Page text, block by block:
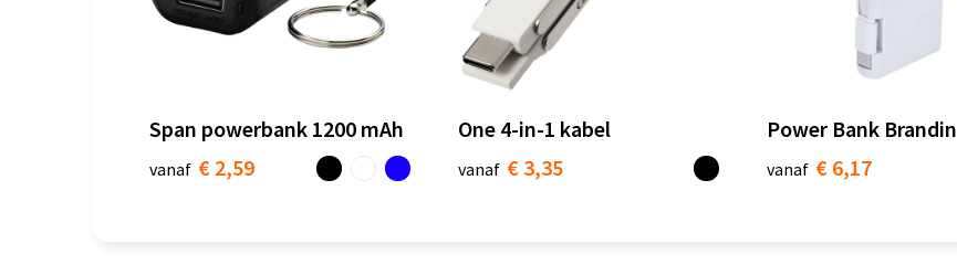
Span powerbank 1200 mAh
vanaf € 2,59
One 4-in-1 kabel
vanaf € 3,35
Power Bank Brandin
vanaf € 6,17